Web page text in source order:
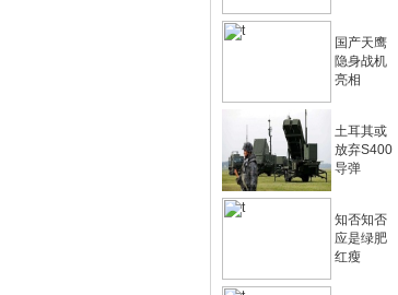
国产天鹰
隐身战机
亮相
土耳其或
放弃S400
导弹
知否知否
应是绿肥
红瘦